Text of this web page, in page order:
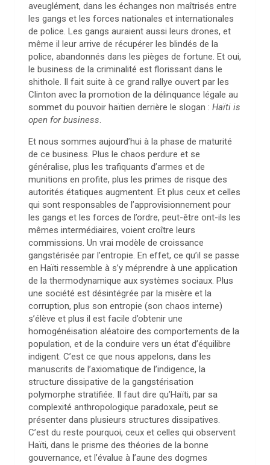
aveuglément, dans les échanges non maîtrisés entre
les gangs et les forces nationales et internationales
de police. Les gangs auraient aussi leurs drones, et
même il leur arrive de récupérer les blindés de la
police, abandonnés dans les pièges de fortune. Et oui,
le business de la criminalité est florissant dans le
shithole. Il fait suite à ce grand rallye ouvert par les
Clinton avec la promotion de la délinquance légale au
sommet du pouvoir haïtien derrière le slogan : Haïti is
open for business.
Et nous sommes aujourd’hui à la phase de maturité
de ce business. Plus le chaos perdure et se
généralise, plus les trafiquants d’armes et de
munitions en profite, plus les primes de risque des
autorités étatiques augmentent. Et plus ceux et celles
qui sont responsables de l’approvisionnement pour
les gangs et les forces de l’ordre, peut-être ont-ils les
mêmes intermédiaires, voient croître leurs
commissions. Un vrai modèle de croissance
gangstérisée par l’entropie. En effet, ce qu’il se passe
en Haïti ressemble à s’y méprendre à une application
de la thermodynamique aux systèmes sociaux. Plus
une société est désintégrée par la misère et la
corruption, plus son entropie (son chaos interne)
s’élève et plus il est facile d’obtenir une
homogénéisation aléatoire des comportements de la
population, et de la conduire vers un état d’équilibre
indigent. C’est ce que nous appelons, dans les
manuscrits de l’axiomatique de l’indigence, la
structure dissipative de la gangstérisation
polymorphe stratifiée. Il faut dire qu’Haïti, par sa
complexité anthropologique paradoxale, peut se
présenter dans plusieurs structures dissipatives.
C’est du reste pourquoi, ceux et celles qui observent
Haïti, dans le prisme des théories de la bonne
gouvernance, et l’évalue à l’aune des dogmes